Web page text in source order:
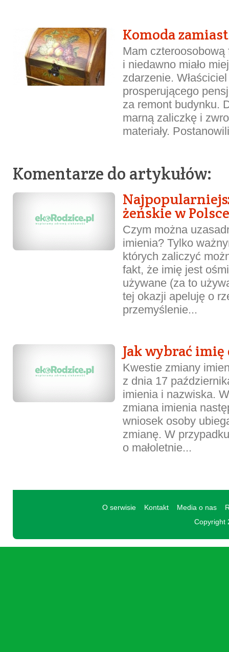
Komoda
Mam
i niedawno miało
zdarzenie.
prosperującego
za remont budynku.
marną zaliczkę i
materiały.
Komentarze do artykułów:
żeńskie w
Czym można
imienia? Tylko
których zaliczyć
fakt, że imię jest
używane (za to
tej okazji apeluję o
przemyślenie...
Jak wybrać imię
Kwestie zmiany
z dnia 17
imienia i nazwiska.
zmiana imienia
wniosek osoby
zmianę. W
o małoletnie...
O serwisie Kontakt Media o nas
Copyright